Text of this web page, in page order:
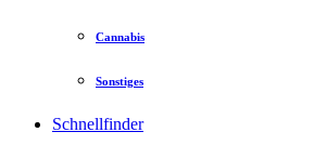
Cannabis
Sonstiges
Schnellfinder